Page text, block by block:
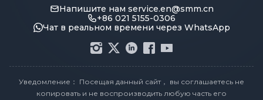
Напишите нам service.en@smm.cn
+86 021 5155-0306
Чат в реальном времени через WhatsApp
Уведомление： Посещая данный сайт， вы соглашаетесь не
копировать и не воспроизводить любую часть его